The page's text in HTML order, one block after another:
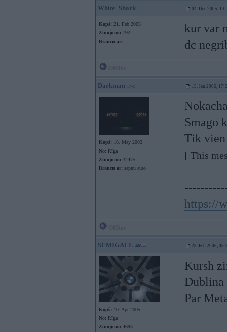
White_Shark 04. Dec 2005,
Kopš: 21. Feb 2005
Ziņojumi: 792
Braucu ar:
kur var
dc
Darkman 15. Jan 2006,
Kopš: 16. May 2002
No: Rīga
Ziņojumi: 32475
Braucu ar: sapņu auto
Smago
Tik
[ This
https://
SEMIGALL 28. Feb 2006,
Kopš: 10. Apr 2005
No: Rīga
Ziņojumi: 4693
Kursh
Par